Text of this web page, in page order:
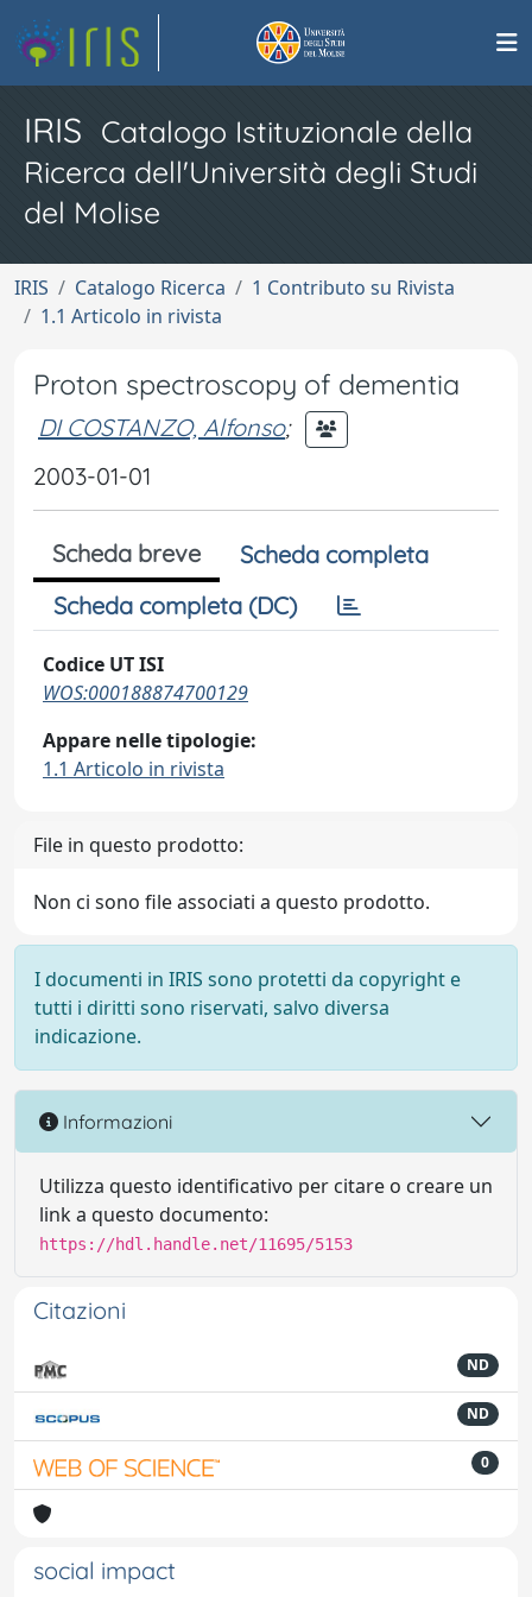
IRIS Catalogo Istituzionale della
Ricerca dell'Università degli Studi
del Molise
IRIS Catalogo Ricerca
1 Contributo su Rivista
1.1 Articolo in rivista
Proton spectroscopy of dementia
DI COSTANZO, Alfonso;
2003-01-01
Scheda breve
Scheda completa
Scheda completa (DC)
Codice UT ISI
WOS:000188874700129
Appare nelle tipologie:
1.1 Articolo in rivista
File in questo prodotto:
Non ci sono file associati a questo prodotto.
I documenti in IRIS sono protetti da copyright e
tutti i diritti sono riservati, salvo diversa
indicazione.
Informazioni
Utilizza questo identificativo per citare o creare un
link a questo documento:
https://hdl.handle.net/11695/5153
Citazioni
ND
ND
0
social impact